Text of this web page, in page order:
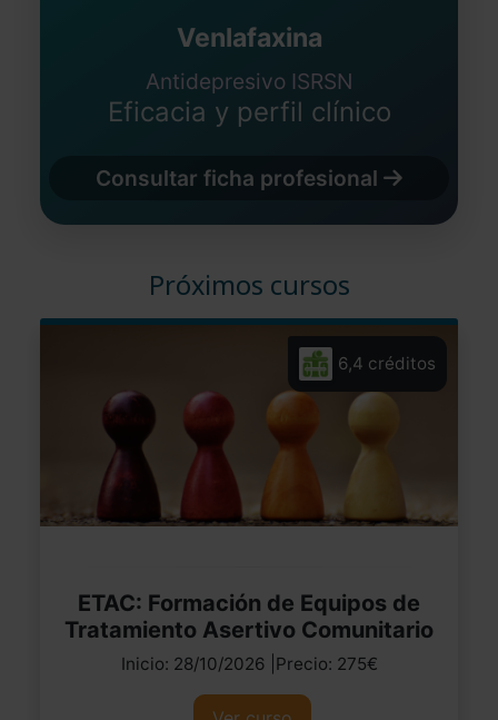
Venlafaxina
Antidepresivo ISRSN
Eficacia y perfil clínico
Consultar ficha profesional
Próximos cursos
6,4 créditos
ETAC: Formación de Equipos de
Tratamiento Asertivo Comunitario
Inicio: 28/10/2026 |Precio: 275€